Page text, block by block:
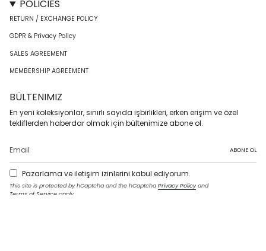
POLICIES
RETURN / EXCHANGE POLICY
GDPR & Privacy Policy
SALES AGREEMENT
MEMBERSHIP AGREEMENT
BÜLTENIMIZ
En yeni koleksiyonlar, sınırlı sayıda işbirlikleri, erken erişim ve özel
tekliflerden haberdar olmak için bültenimize abone ol.
ABONE OL
Pazarlama ve iletişim izinlerini kabul ediyorum.
This site is protected by hCaptcha and the hCaptcha Privacy Policy and
Terms of Service apply.